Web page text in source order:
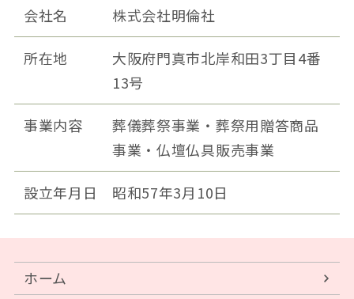
会社名 株式会社明倫社
所在地
大阪府門真市北岸和田3丁目4番
13号
事業内容
葬儀葬祭事業・葬祭用贈答商品
事業・仏壇仏具販売事業
設立年月日 昭和57年3月10日
ホーム